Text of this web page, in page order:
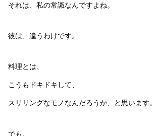
それは、私の常識なんですよね。
彼は、違うわけです。
料理とは、
こうもドキドキして、
スリリングなモノなんだろうか、と思います。
でも。